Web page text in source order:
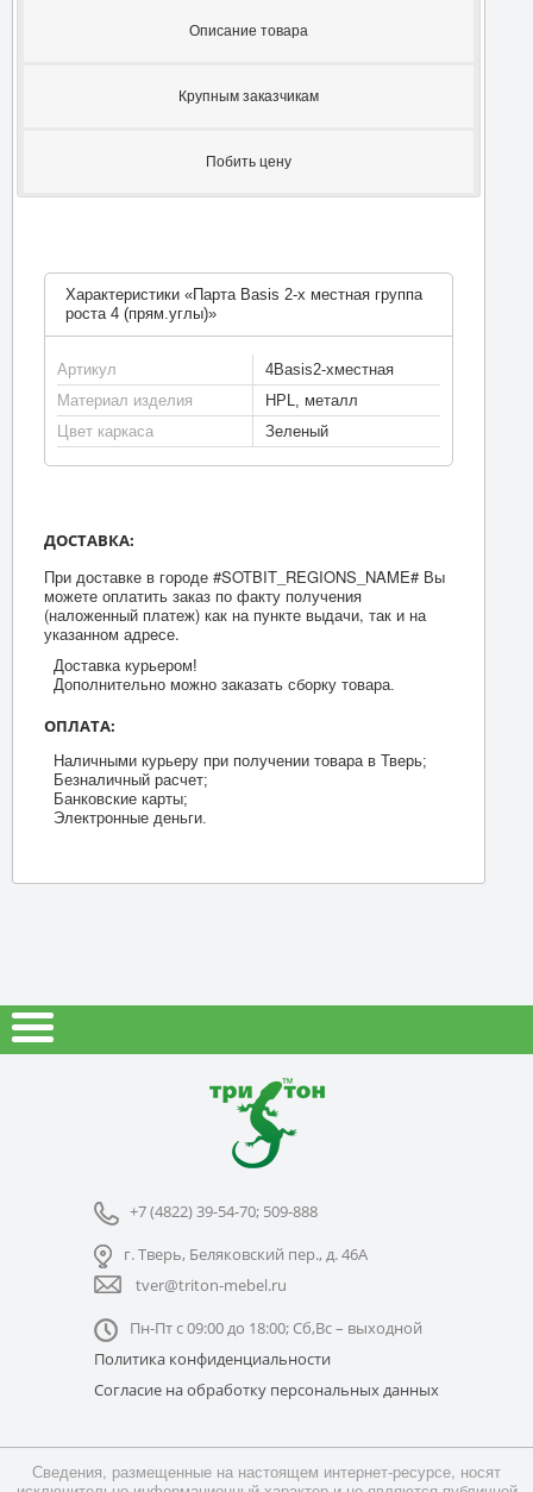
Описание товара
Крупным заказчикам
Побить цену
Характеристики «Парта Basis 2-х местная группа
роста 4 (прям.углы)»
Артикул
4Basis2-хместная
Материал изделия
HPL, металл
Цвет каркаса
Зеленый
ДОСТАВКА:
При доставке в городе #SOTBIT_REGIONS_NAME# Вы
можете оплатить заказ по факту получения
(наложенный платеж) как на пункте выдачи, так и на
указанном адресе.
Доставка курьером!
Дополнительно можно заказать сборку товара.
ОПЛАТА:
Наличными курьеру при получении товара в Тверь;
Безналичный расчет;
Банковские карты;
Электронные деньги.
+7 (4822) 39-54-70; 509-888
г. Тверь, Беляковский пер., д. 46А
tver@triton-mebel.ru
Пн-Пт с 09:00 до 18:00; Сб,Вс – выходной
Политика конфиденциальности
Согласие на обработку персональных данных
Сведения, размещенные на настоящем интернет-ресурсе, носят